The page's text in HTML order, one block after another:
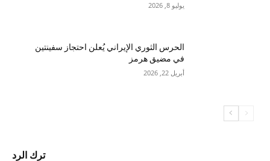
يوليو 8, 2026
الحرس الثوري الإيراني يُعلن احتجاز سفينتين
في مضيق هرمز
أبريل 22, 2026
ترك الرد